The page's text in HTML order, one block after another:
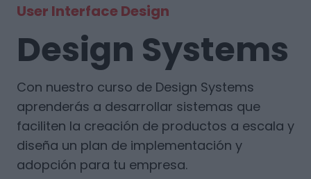
ESPECIALIZACIONES
EMPRESAS
BLOG
CONTACTO
User Interface Design
Design Systems
Con nuestro curso de Design Systems
aprenderás a desarrollar sistemas que
faciliten la creación de productos a escala y
diseña un plan de implementación y
adopción para tu empresa.